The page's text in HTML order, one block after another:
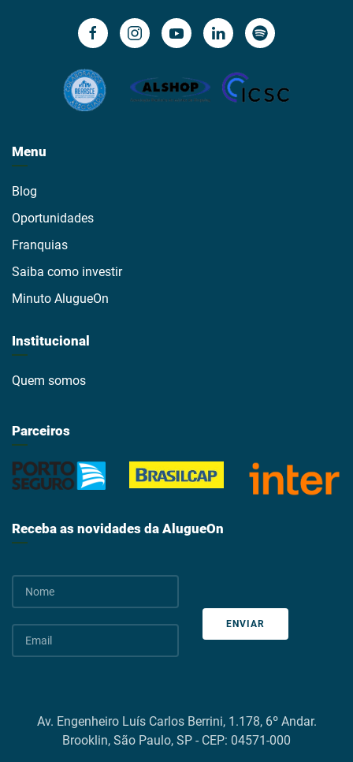
Menu
Blog
Oportunidades
Franquias
Saiba como investir
Minuto AlugueOn
Institucional
Quem somos
Parceiros
Receba as novidades da AlugueOn
ENVIAR
Av. Engenheiro Luís Carlos Berrini, 1.178, 6º Andar.
Brooklin, São Paulo, SP - CEP: 04571-000